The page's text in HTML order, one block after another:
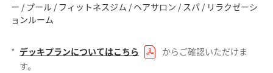
ー / プール / フィットネスジム / ヘアサロン / スパ / リラクゼーシ
ョンルーム
* デッキプランについてはこちら
からご確認いただけま
す。